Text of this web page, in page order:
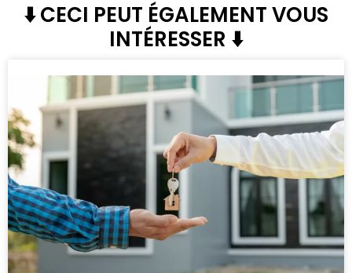
⬇️ CECI PEUT ÉGALEMENT VOUS
INTÉRESSER ⬇️